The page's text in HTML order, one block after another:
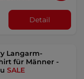
Detail
Langarm-
für Männer -
SALE